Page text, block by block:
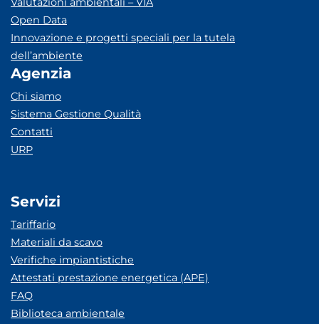
Open Data
Innovazione e progetti speciali per la tutela
dell’ambiente
Agenzia
Chi siamo
Sistema Gestione Qualità
Contatti
URP
Servizi
Tariffario
Materiali da scavo
Verifiche impiantistiche
Attestati prestazione energetica (APE)
FAQ
Biblioteca ambientale